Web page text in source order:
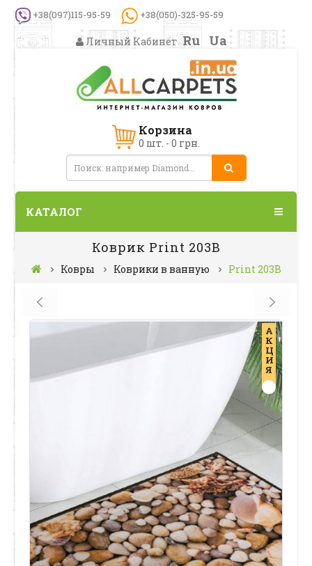
+38(097)115-95-59 +38(050)-325-95-59
Личный Кабинет Ru Ua
Корзина
0 шт. - 0 грн.
КАТАЛОГ
Коврик Print 203В
Ковры Коврики в ванную Print 203В
А
К
Ц
И
Я